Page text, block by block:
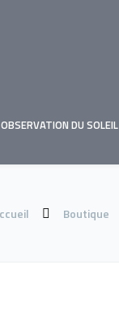
OBSERVATION DU SOLEIL
Boutique